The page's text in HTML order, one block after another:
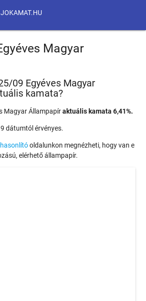
JOKAMAT.HU
Magyar
09 Egyéves Magyar
kamata?
Magyar Állampapíraktuális kamata 6,41%.
dátumtól érvényes.
oldalunkon megnézheti, hogy van e
elérhető állampapír.